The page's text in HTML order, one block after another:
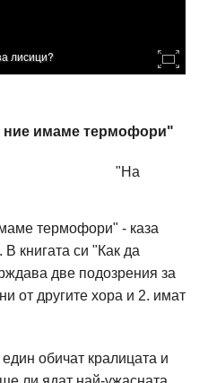
лисици?
ние имаме термофори"
"На
термофори" - каза
книгата си "Как да
две подозрения за
от другите хора и 2. имат
обичат кралицата и